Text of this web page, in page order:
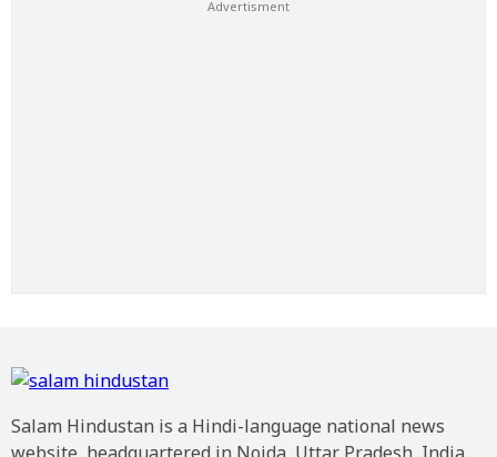
Salam Hindustan is a Hindi-language national news